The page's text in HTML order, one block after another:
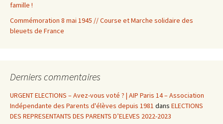
famille !
Commémoration 8 mai 1945 // Course et Marche solidaire des
bleuets de France
Derniers commentaires
URGENT ELECTIONS – Avez-vous voté ? | AIP Paris 14 – Association
Indépendante des Parents d'élèves depuis 1981 dans ELECTIONS
DES REPRESENTANTS DES PARENTS D’ELEVES 2022-2023